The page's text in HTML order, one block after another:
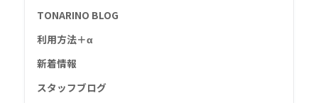
TONARINO BLOG
利用方法＋α
新着情報
スタッフブログ